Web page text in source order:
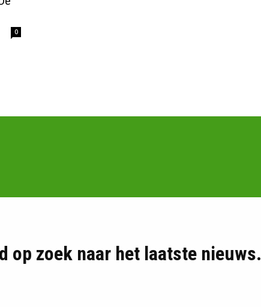
0
op zoek naar het laatste nieuws.